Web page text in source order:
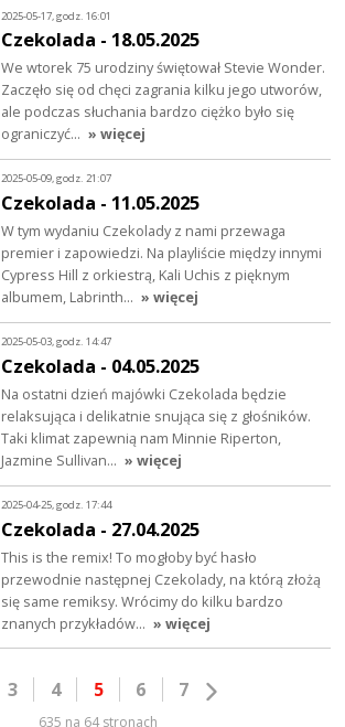
2025-05-17, godz. 16:01
Czekolada - 18.05.2025
We wtorek 75 urodziny świętował Stevie Wonder.
Zaczęło się od chęci zagrania kilku jego utworów,
ale podczas słuchania bardzo ciężko było się
ograniczyć… » więcej
2025-05-09, godz. 21:07
Czekolada - 11.05.2025
W tym wydaniu Czekolady z nami przewaga
premier i zapowiedzi. Na playliście między innymi
Cypress Hill z orkiestrą, Kali Uchis z pięknym
albumem, Labrinth… » więcej
2025-05-03, godz. 14:47
Czekolada - 04.05.2025
Na ostatni dzień majówki Czekolada będzie
relaksująca i delikatnie snująca się z głośników.
Taki klimat zapewnią nam Minnie Riperton,
Jazmine Sullivan… » więcej
2025-04-25, godz. 17:44
Czekolada - 27.04.2025
This is the remix! To mogłoby być hasło
przewodnie następnej Czekolady, na którą złożą
się same remiksy. Wrócimy do kilku bardzo
znanych przykładów… » więcej
3 4 5 6 7
635 na 64 stronach